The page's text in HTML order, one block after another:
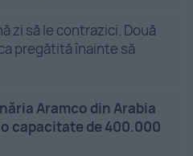
zi să le contrazici. Două
pregătită înainte să
Aramco din Arabia
capacitate de 400.000